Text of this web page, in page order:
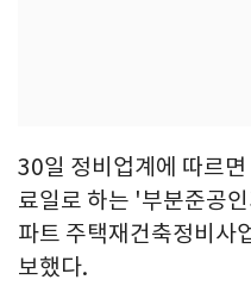
30일 정비업계에 따르
료일로 하는 '부분준공
파트 주택재건축정비사
보했다.